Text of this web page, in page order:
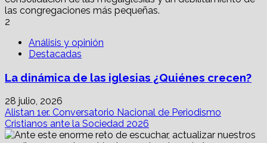
2
Análisis y opinión
Destacadas
La dinámica de las iglesias ¿Quiénes crecen?
28 julio, 2026
Alistan 1er. Conversatorio Nacional de Periodismo
Cristianos ante la Sociedad 2026